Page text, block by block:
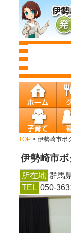
TOP> 伊勢崎市ボ
伊勢崎市
所在地 群馬
TEL 050-